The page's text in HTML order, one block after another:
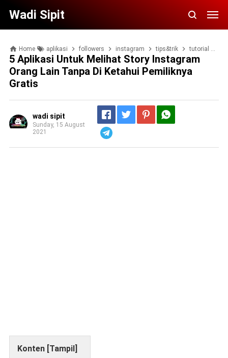
Wadi Sipit
Home aplikasi followers instagram tips&trik tutorial
5 Aplikasi Untuk Melihat Story Instagram
Orang Lain Tanpa Di Ketahui Pemiliknya
Gratis
wadi sipit
Sunday, 15 August
2021
Konten [Tampil]